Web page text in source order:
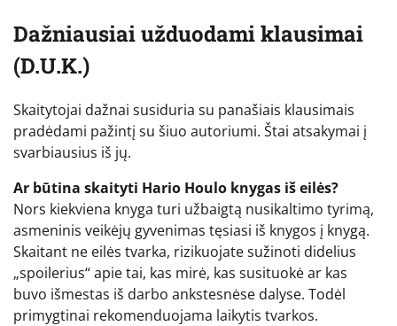
Dažniausiai užduodami klausimai
(D.U.K.)
Skaitytojai dažnai susiduria su panašiais klausimais
pradėdami pažintį su šiuo autoriumi. Štai atsakymai į
svarbiausius iš jų.
Ar būtina skaityti Hario Houlo knygas iš eilės?
Nors kiekviena knyga turi užbaigtą nusikaltimo tyrimą,
asmeninis veikėjų gyvenimas tęsiasi iš knygos į knygą.
Skaitant ne eilės tvarka, rizikuojate sužinoti didelius
„spoilerius“ apie tai, kas mirė, kas susituokė ar kas
buvo išmestas iš darbo ankstesnėse dalyse. Todėl
primygtinai rekomenduojama laikytis tvarkos.